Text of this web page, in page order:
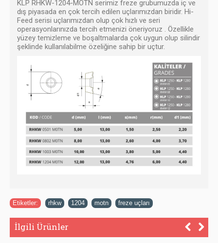
KLP RHKW-1204-MOTN serimiz freze grubumuzda iç ve
dış piyasada en çok tercih edilen uçlarımızdan biridir. Hi-
Feed serisi uçlarımızdan olup çok hızlı ve seri
operasyonlarınızda tercih etmenizi öneriyoruz . Özellikle
yüzey temizleme ve boşaltmalarda çok uygun olup silindir
şeklinde kullanılabilme özeliğine sahip bir uçtur.
Etiketler: rhkw 1204 motn freze uçları
İlgili Ürünler